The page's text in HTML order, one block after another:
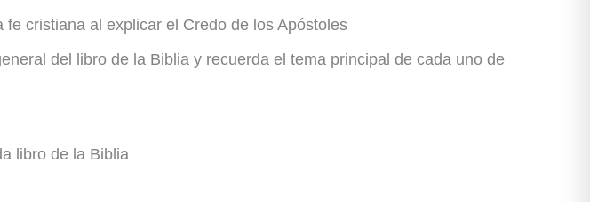
cristiana al explicar el Credo de los Apóstoles
del libro de la Biblia y recuerda el tema principal de cada uno de
libro de la Biblia